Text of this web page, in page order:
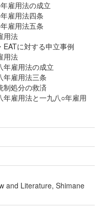
雇用法の成立
雇用法四条
雇用法五条
法
に対する申立事例
法
雇用法の成立
雇用法三条
処分の救済
雇用法と一九八○年雇用
and Literature, Shimane